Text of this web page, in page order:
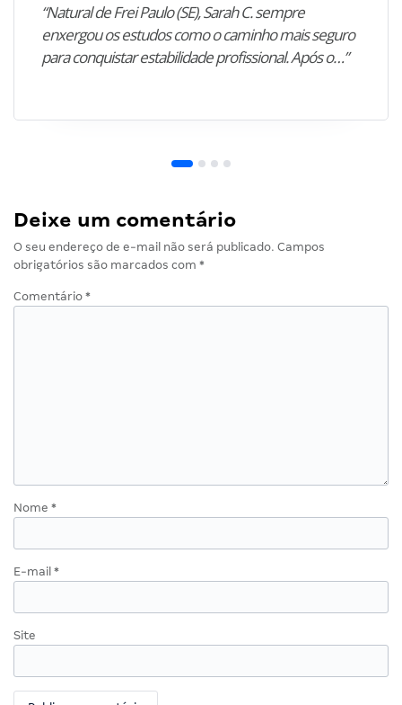
“Natural de Frei Paulo (SE), Sarah C. sempre
enxergou os estudos como o caminho mais seguro
para conquistar estabilidade profissional. Após o…”
Deixe um comentário
O seu endereço de e-mail não será publicado. Campos
obrigatórios são marcados com *
Comentário *
Nome *
E-mail *
Site